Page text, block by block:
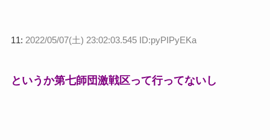
11: 2022/05/07(土) 23:02:03.545 ID:pyPIPyEKa
というか第七師団激戦区って行ってないし